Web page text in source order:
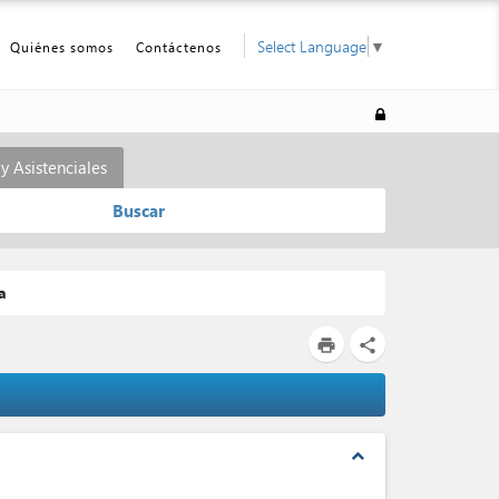
Quiénes somos Contáctenos Select Language ▼
Asistenciales
Buscar
print share
expand_less